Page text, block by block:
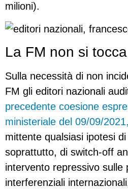
milioni).
La FM non si tocca
Sulla necessità di non
FM gli editori nazionali
precedente coesione
ministeriale del 09/09/2021,
mittente qualsiasi ipotesi
soprattutto, di switch-off
intervento repressivo sulle
interferenziali